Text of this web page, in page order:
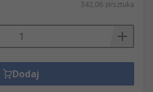
342,06 zł/sztuka
Dodaj